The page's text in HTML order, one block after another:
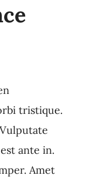
tristique.
ante in.
Amet